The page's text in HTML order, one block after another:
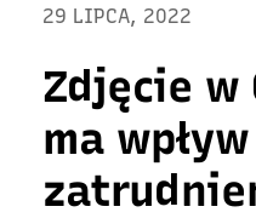
29 LIPCA, 2022
Zdjęcie w
ma